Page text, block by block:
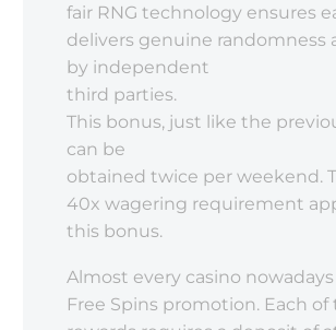
fair RNG technology ensures
delivers genuine randomness
by independent
third parties.
This bonus, just like the
can be
obtained twice per weekend.
40x wagering requirement
this bonus.
Almost every casino nowadays
Free Spins promotion. Each of